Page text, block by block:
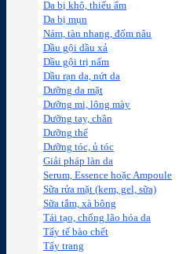
Da bị khô, thiếu ẩm
Da bị mụn
Nám, tàn nhang, đốm nâu
Dầu gội dầu xả
Dầu gội trị nấm
Dầu rạn da, nứt da
Dưỡng da mặt
Dưỡng mi, lông mày
Dưỡng tay, chân
Dưỡng thể
Dưỡng tóc, ủ tóc
Giải pháp làn da
Serum, Essence hoặc Ampoule
Sữa rửa mặt (kem, gel, sữa)
Sữa tắm, xà bông
Tái tạo, chống lão hóa da
Tẩy tế bào chết
Tẩy trang